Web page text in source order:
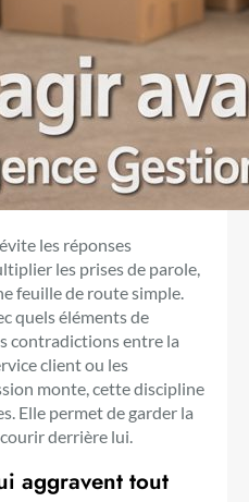
les réponses
les prises de parole,
feuille de route simple.
quels éléments de
contradictions entre la
client ou les
monte, cette discipline
Elle permet de garder la
derrière lui.
aggravent tout